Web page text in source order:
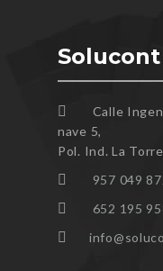
Solucont
Calle
nave 5,
Pol. Ind. La
957 049
652 195